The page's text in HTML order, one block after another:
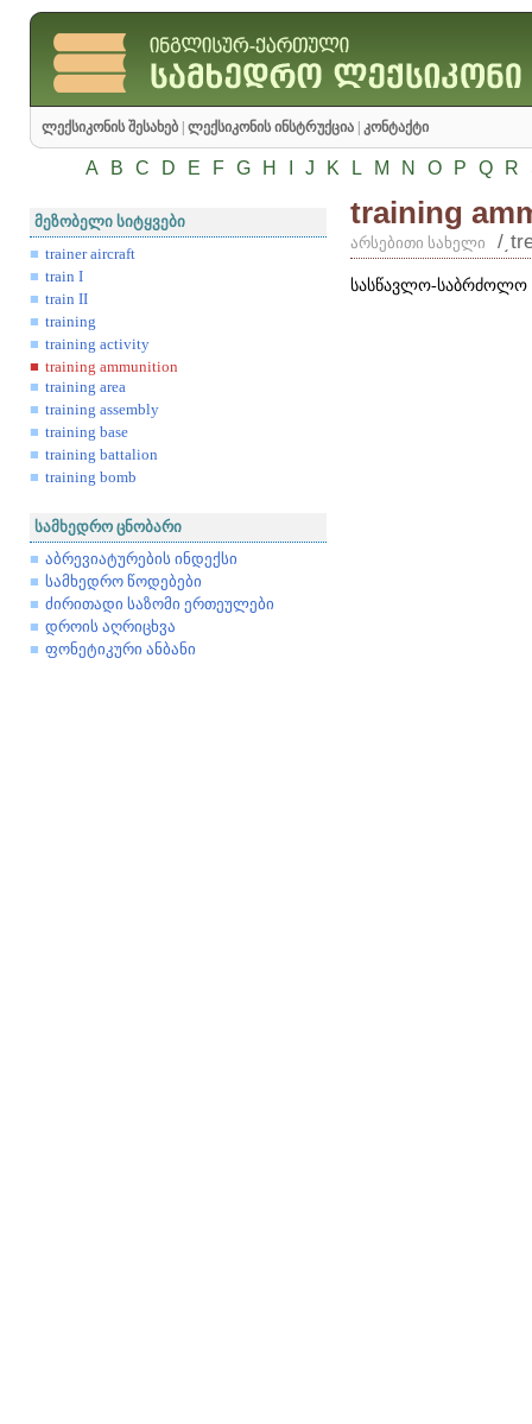
ლექსიკონის შესახებ ლექსიკონის ინსტრუქცია კონტაქტი
A B C D E F G H J K L M N O P Q R
მეზობელი სიტყვები
trainer aircraft
train I
train II
training
training activity
training ammunition
training area
training assembly
training base
training battalion
training bomb
სამხედრო ცნობარი
აბრევიატურების ინდექსი
სამხედრო წოდებები
ძირითადი საზომი ერთეულები
დროის აღრიცხვა
ფონეტიკური ანბანი
training
არსებითი სახელი /
სასწავლო-საბრძოლო